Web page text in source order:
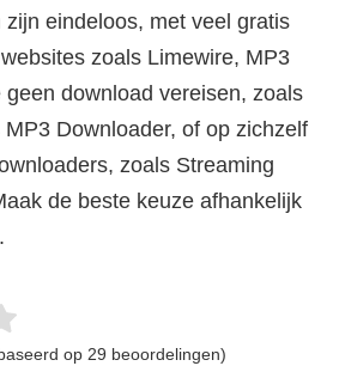
eindeloos, met veel gratis
zoals Limewire, MP3
download vereisen, zoals
Downloader, of op zichzelf
zoals Streaming
de beste keuze afhankelijk
op 29 beoordelingen)